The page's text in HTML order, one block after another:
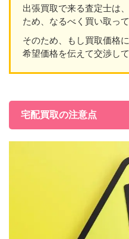
出張買取で来る査定士は
ため、なるべく買い取っ
そのため、もし買取価格
希望価格を伝えて交渉し
宅配買取の注意点